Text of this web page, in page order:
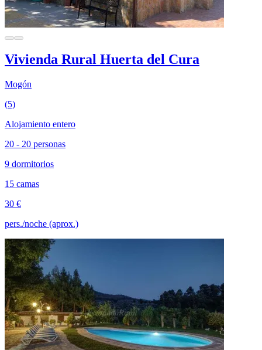
Vivienda Rural Huerta del Cura
Mogón
(5)
Alojamiento entero
20 - 20 personas
9 dormitorios
15 camas
30 €
pers./noche (aprox.)